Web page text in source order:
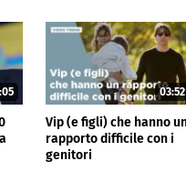
03:52
Vip (e figli) che hanno
rapporto difficile con i
genitori